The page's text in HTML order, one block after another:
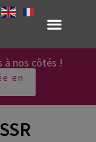
à nos côtés !
en